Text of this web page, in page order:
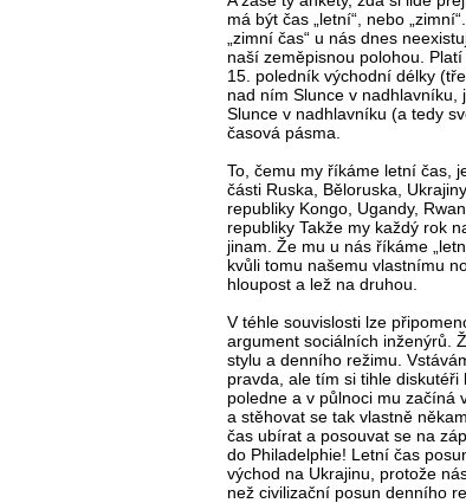
má být čas „letní“, nebo
„zimní čas“ u nás dnes
naší zeměpisnou polohou.
15. poledník východní délky
nad ním Slunce v
Slunce v nadhlavníku (a tedy
časová pásma.
To, čemu my říkáme letní čas,
části Ruska, Běloruska,
republiky Kongo, Ugandy,
republiky Takže my každý rok
jinam. Že mu u nás říkáme
kvůli tomu našemu vlastnímu
hloupost a lež na druhou.
V téhle souvislosti lze
argument sociálních inženýrů.
stylu a denního režimu.
pravda, ale tím si tihle
poledne a v půlnoci mu začíná
a stěhovat se tak vlastně
čas ubírat a posouvat se na
do Philadelphie! Letní čas
východ na Ukrajinu, protože
než civilizační posun denního